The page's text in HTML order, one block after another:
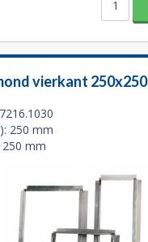
vierkant 250x250
250 mm
mm